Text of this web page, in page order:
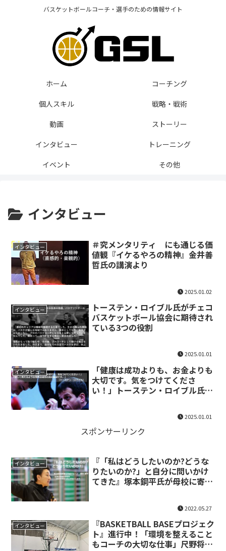
バスケットボールコーチ・選手のための情報サイト
ホーム
コーチング
個人スキル
戦略・戦術
動画
ストーリー
インタビュー
トレーニング
イベント
その他
インタビュー
インタビュー
＃究メンタリティ にも通じる価
値観『イケるやろの精神』金井善
哲氏の講演より
2025.01.02
インタビュー
トーステン・ロイブル氏がチェコ
バスケットボール協会に期待され
ている3つの役割
2025.01.01
インタビュー
「健康は成功よりも、お金よりも
大切です。気をつけてくださ
い！」トーステン・ロイブル氏か
2025.01.01
スポンサーリンク
インタビュー
『「私はどうしたいのか?どうな
りたいのか?」と自分に問いかけ
てきた』塚本鋼平氏が母校に寄せ
2022.05.27
インタビュー
『BASKETBALL BASEプロジェク
ト』進行中！「環境を整えること
もコーチの大切な仕事」尺野将太